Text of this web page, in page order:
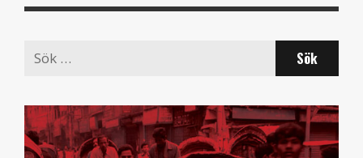
Search
for: